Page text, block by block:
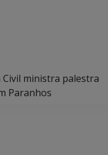
Civil ministra palestra
Paranhos